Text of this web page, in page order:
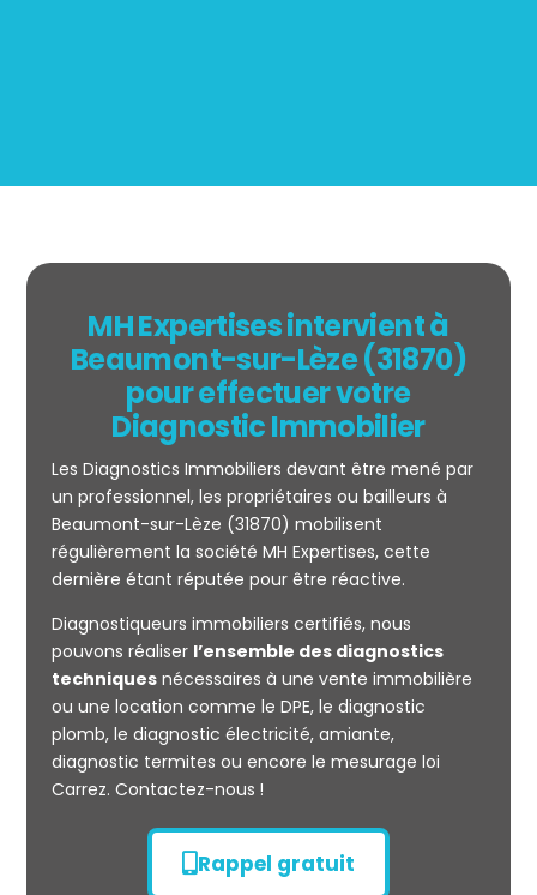
Mesurage
CARREZ
MH Expertises intervient à
Beaumont-sur-Lèze (31870)
pour effectuer votre
Diagnostic Immobilier
Les Diagnostics Immobiliers devant être mené par
un professionnel, les propriétaires ou bailleurs à
Beaumont-sur-Lèze (31870) mobilisent
régulièrement la société MH Expertises, cette
dernière étant réputée pour être réactive.
Diagnostiqueurs immobiliers certifiés, nous
pouvons réaliser l’ensemble des diagnostics
techniquesnécessaires à une vente immobilière
ou une location comme le DPE, le diagnostic
plomb, le diagnostic électricité, amiante,
diagnostic termites ou encore le mesurage loi
Carrez. Contactez-nous !
Rappel gratuit